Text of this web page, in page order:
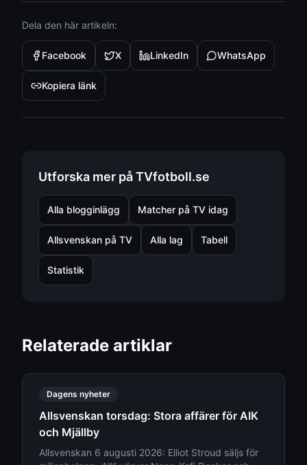
Dela den här artikeln:
Facebook X LinkedIn WhatsApp
Kopiera länk
Utforska mer på TVfotboll.se
Alla blogginlägg Matcher på TV idag
Allsvenskan på TV Alla lag Tabell
Statistik
Relaterade artiklar
Dagens nyheter
Allsvenskan torsdag: Stora affärer för AIK
och Mjällby
Allsvenskan 6 augusti 2026: Elliot Stroud säljs för